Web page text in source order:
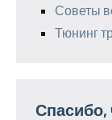
Советы
Тюнинг
Спасибо,